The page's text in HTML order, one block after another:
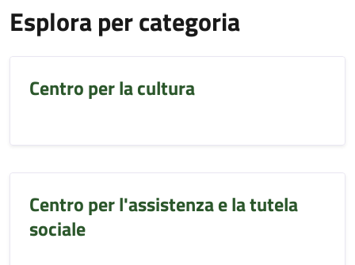
Esplora per categoria
Centro per la cultura
Centro per l'assistenza e la tutela
sociale